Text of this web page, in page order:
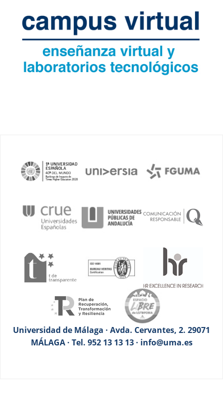
Universidad de Málaga · Avda. Cervantes, 2. 29071
MÁLAGA · Tel. 952 13 13 13 · info@uma.es